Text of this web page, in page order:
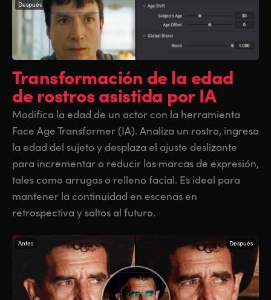
Después
Transformación de la edad
de rostros asistida por IA
Modifica la edad de un actor con la herramienta
Face Age Transformer (IA). Analiza un rostro, ingresa
la edad del sujeto y desplaza el ajuste deslizante
para incrementar o reducir las marcas de expresión,
tales como arrugas o relleno facial. Es ideal para
mantener la continuidad en escenas en
retrospectiva y saltos al futuro.
Antes Después